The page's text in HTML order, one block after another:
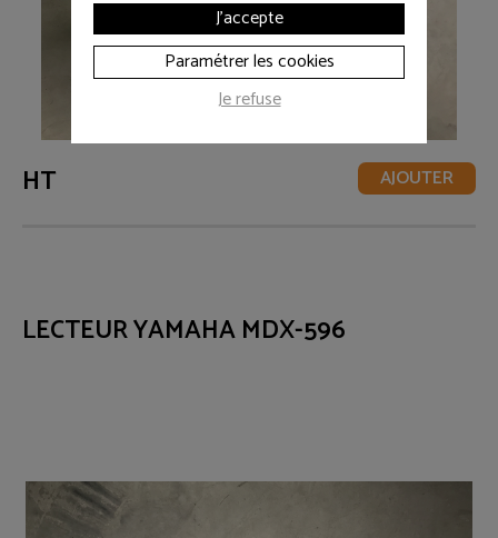
HT AJOUTER
LECTEUR YAMAHA MDX-596
J'accepte
Paramétrer les cookies
Je refuse